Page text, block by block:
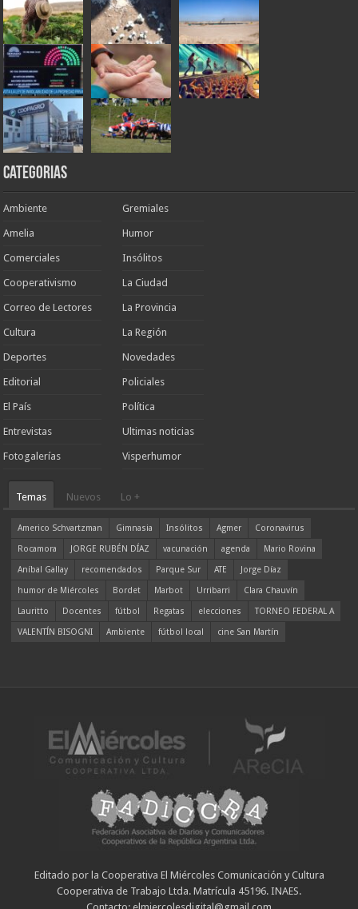
Categorias
Ambiente
Amelia
Comerciales
Cooperativismo
Correo de Lectores
Cultura
Deportes
Editorial
El País
Entrevistas
Fotogalerías
Gremiales
Humor
Insólitos
La Ciudad
La Provincia
La Región
Novedades
Policiales
Política
Ultimas noticias
Visperhumor
Temas Nuevos Lo +
Americo Schvartzman Gimnasia Insólitos Agmer
Coronavirus
Rocamora
JORGE RUBÉN DÍAZ vacunación agenda
Mario Rovina
Aníbal Gallay
recomendados Parque Sur ATE
Jorge Díaz
humor de Miércoles
Bordet Marbot Urribarri
Clara Chauvín
Lauritto
Docentes fútbol Regatas elecciones
TORNEO FEDERAL A
VALENTÍN BISOGNI
Ambiente fútbol local cine San Martín
Editado por la Cooperativa El Miércoles Comunicación y Cultura
Cooperativa de Trabajo Ltda. Matrícula 45196. INAES.